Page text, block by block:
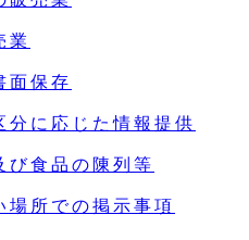
業
面保存
分に応じた情報提供
び食品の陳列等
場所での掲示事項